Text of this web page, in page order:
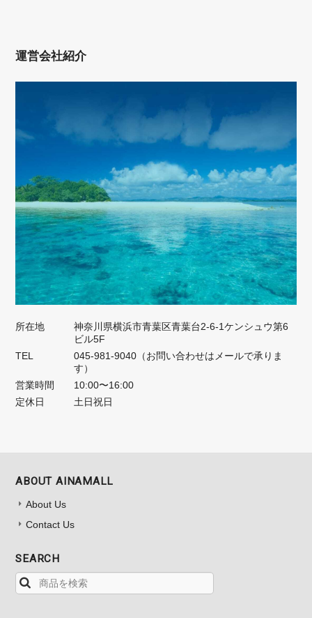
運営会社紹介
所在地
神奈川県横浜市青葉区青葉台2-6-1ケンシュウ第6
ビル5F
TEL
045-981-9040（お問い合わせはメールで承りま
す）
営業時間
10:00〜16:00
定休日
土日祝日
ABOUT AINAMALL
About Us
Contact Us
SEARCH